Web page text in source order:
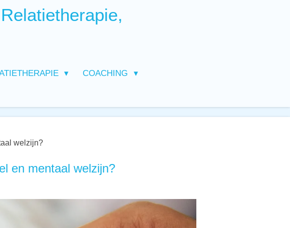
COACHING
welzijn?
en mentaal welzijn?